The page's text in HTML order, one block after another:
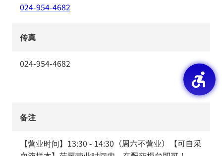
024-954-4682
传真
024-954-4682
备注
【营业时间】13:30 - 14:30（周六不营业）【可自采